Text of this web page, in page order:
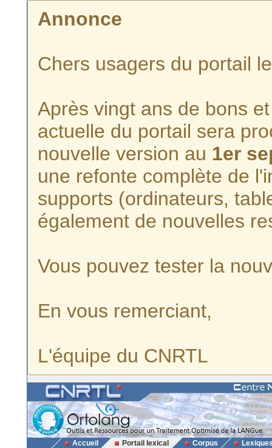
Annonce
Chers usagers du portail
Après vingt ans de bons
actuelle du portail sera
nouvelle version au 1er
une refonte complète de
supports (ordinateurs,
également de nouvelles
Vous pouvez tester la
En vous remerciant,
L'équipe du CNRTL
Accueil Portail lexical Corpus